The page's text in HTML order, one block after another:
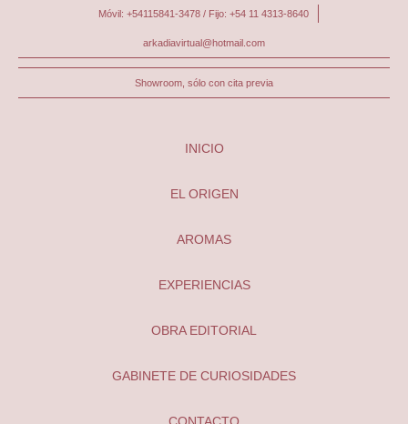
Móvil: +54115841-3478 / Fijo: +54 11 4313-8640
arkadiavirtual@hotmail.com
Showroom, sólo con cita previa
INICIO
EL ORIGEN
AROMAS
EXPERIENCIAS
OBRA EDITORIAL
GABINETE DE CURIOSIDADES
CONTACTO